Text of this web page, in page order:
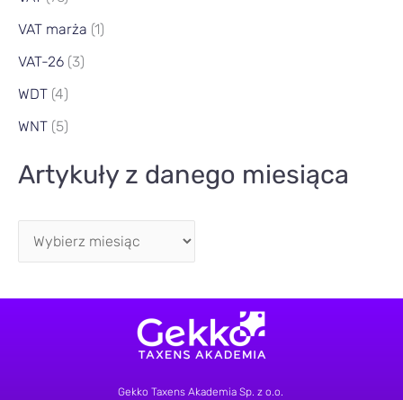
VAT marża (1)
VAT-26 (3)
WDT (4)
WNT (5)
Artykuły z danego miesiąca
Gekko Taxens Akademia Sp. z o.o.